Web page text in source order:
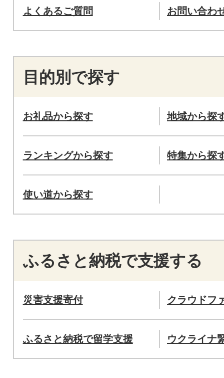
よくあるご質問 お問い合わ
目的別で探す
お礼品から探す 地域から探
ランキングから探す 特集から探
使い道から探す
ふるさと納税で支援する
災害支援寄付 クラウドフ
ふるさと納税で留学支援 ウクライナ